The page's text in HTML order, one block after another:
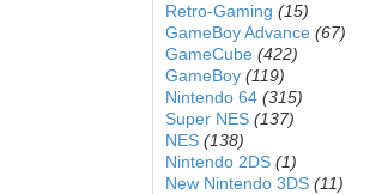
Retro-Gaming (15)
GameBoy Advance (67)
GameCube (422)
GameBoy (119)
Nintendo 64 (315)
Super NES (137)
NES (138)
Nintendo 2DS (1)
New Nintendo 3DS (11)